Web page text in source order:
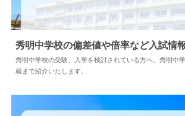
中学情報
秀明中学校の偏差値や倍率など入試情
秀明中学校の受験、入学を検討されている方へ。秀明中
報まで紹介いたします。